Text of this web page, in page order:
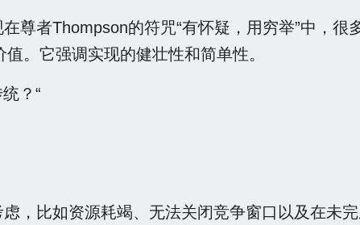
尊者Thompson的符咒“有怀疑，用穷举”中，很
。它强调实现的健壮性和简单性。
？“
，比如资源耗竭、无法关闭竞争窗口以及在未